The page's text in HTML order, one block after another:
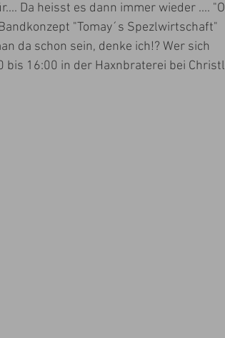
Da heisst es dann immer wieder .... "O
"Tomay´s Spezlwirtschaft"
da schon sein, denke ich!? Wer sich
bis 16:00 in der Haxnbraterei bei Christl